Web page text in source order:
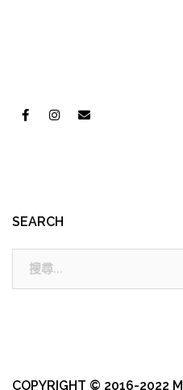
SEARCH
COPYRIGHT © 2016-2022